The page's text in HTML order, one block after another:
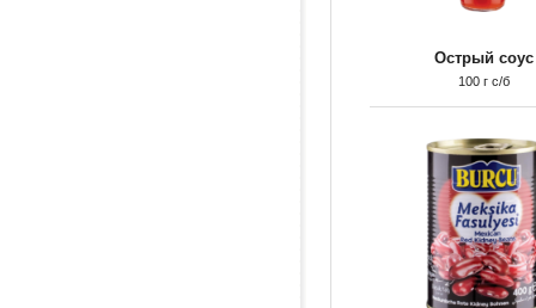
Острый соус
100 г с/б